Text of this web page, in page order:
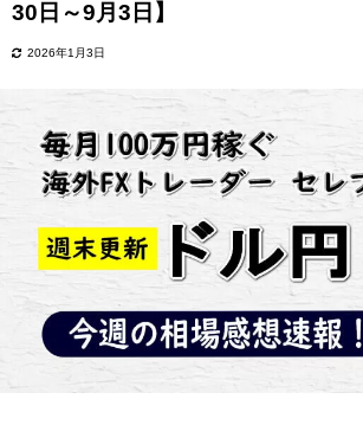
30日～9月3日】
2026年1月3日